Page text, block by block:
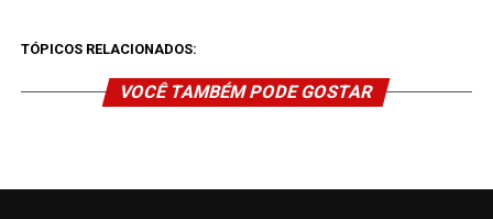
TÓPICOS RELACIONADOS:
VOCÊ TAMBÉM PODE GOSTAR